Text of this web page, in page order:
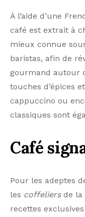
À l’aide d’une
café est extrait à
mieux connue
baristas, afin de
gourmand autour
touches d’épices
cappuccino ou
classiques sont
Café
Pour les adeptes
les coffeliers de la
recettes